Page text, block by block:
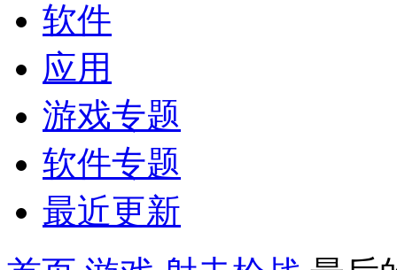
软件
应用
游戏专题
软件专题
最近更新